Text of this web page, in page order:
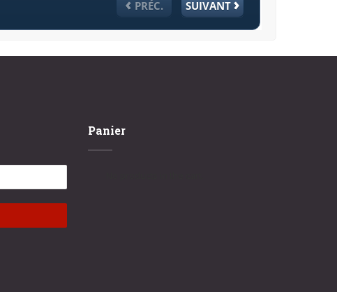
Panier